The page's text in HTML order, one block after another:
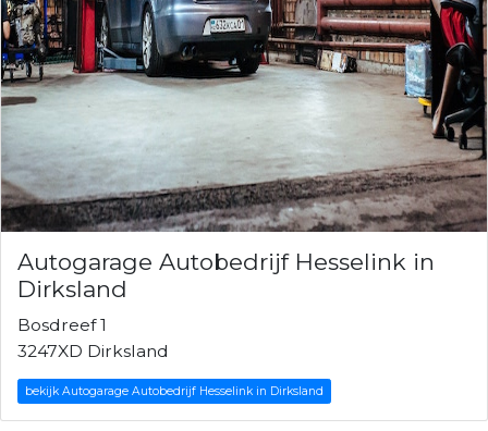
Autogarage Autobedrijf Hesselink in
Dirksland
Bosdreef 1
3247XD Dirksland
bekijk Autogarage Autobedrijf Hesselink in Dirksland